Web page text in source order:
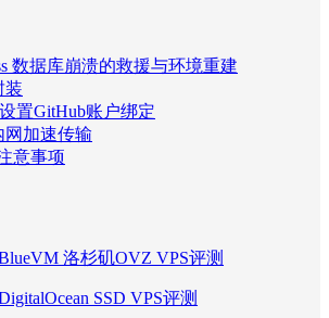
数据库崩溃的救援与环境重建
装
置GitHub账户绑定
网加速传输
意事项
洛杉矶OVZ VPS评测
SSD VPS评测